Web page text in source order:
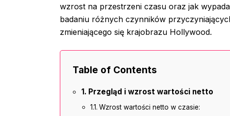
wzrost na przestrzeni czasu oraz jak
badaniu różnych czynników
zmieniającego się krajobrazu Hollywood.
Table of Contents
Przegląd i wzrost wartości netto
Wzrost wartości netto w czasie: